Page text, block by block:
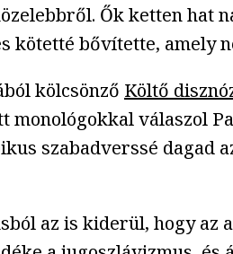
Ők ketten hat
kötetté bővítette, amely
kölcsönző Költő
monológokkal válaszol
szabadverssé
az is kiderül, hogy az